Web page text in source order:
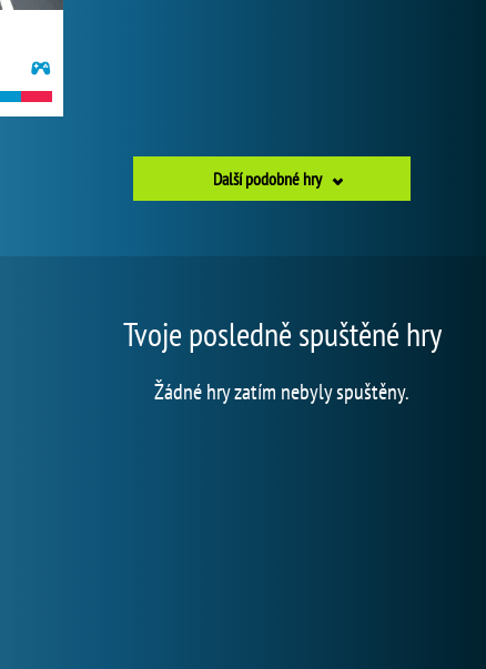
Další podobné hry
Tvoje posledně spuštěné hry
Žádné hry zatím nebyly spuštěny.